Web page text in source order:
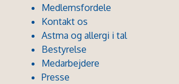
Medlemsfordele
Kontakt os
Astma og allergi i tal
Bestyrelse
Medarbejdere
Presse